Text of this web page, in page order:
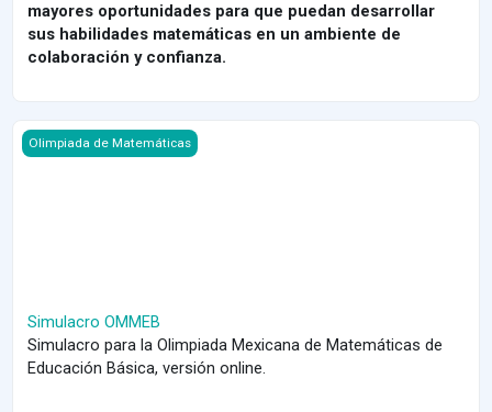
mayores oportunidades para que puedan desarrollar
sus habilidades matemáticas en un ambiente de
colaboración y confianza.
Course image Simulacro OMMEB
Olimpiada de Matemáticas
Simulacro OMMEB
Simulacro para la Olimpiada Mexicana de Matemáticas de
Educación Básica, versión online.